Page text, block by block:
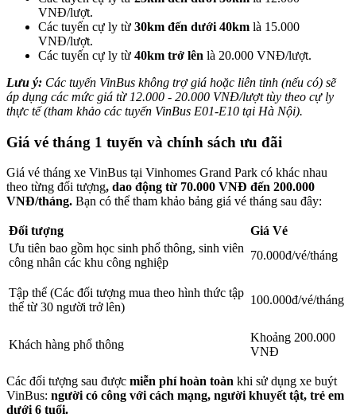
VNĐ/lượt.
Các tuyến cự ly từ 30km đến dưới 40km là 15.000
VNĐ/lượt.
Các tuyến cự ly từ 40km trở lên là 20.000 VNĐ/lượt.
Lưu ý: Các tuyến VinBus không trợ giá hoặc liên tỉnh (nếu có) sẽ
áp dụng các mức giá từ 12.000 - 20.000 VNĐ/lượt tùy theo cự ly
thực tế (tham khảo các tuyến VinBus E01-E10 tại Hà Nội).
Giá vé tháng 1 tuyến và chính sách ưu đãi
Giá vé tháng xe VinBus tại Vinhomes Grand Park có khác nhau
theo từng đối tượng, dao động từ 70.000 VNĐ đến 200.000
VNĐ/tháng. Bạn có thể tham khảo bảng giá vé tháng sau đây:
Đối tượng
Giá Vé
Ưu tiên bao gồm học sinh phổ thông, sinh viên
công nhân các khu công nghiệp
70.000đ/vé/tháng
Tập thể (Các đối tượng mua theo hình thức tập
thể từ 30 người trở lên)
100.000đ/vé/tháng
Khách hàng phổ thông
Khoảng 200.000
VNĐ
Các đối tượng sau được miễn phí hoàn toàn khi sử dụng xe buýt
VinBus: người có công với cách mạng, người khuyết tật, trẻ em
dưới 6 tuổi.